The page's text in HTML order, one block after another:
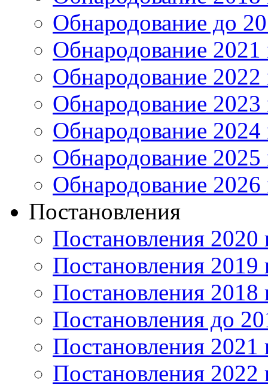
Обнародование до
Обнародование 2021
Обнародование 2022
Обнародование 2023
Обнародование 2024
Обнародование 2025
Обнародование 2026
Постановления
Постановления 2020
Постановления 2019
Постановления 2018
Постановления до
Постановления 2021
Постановления 2022